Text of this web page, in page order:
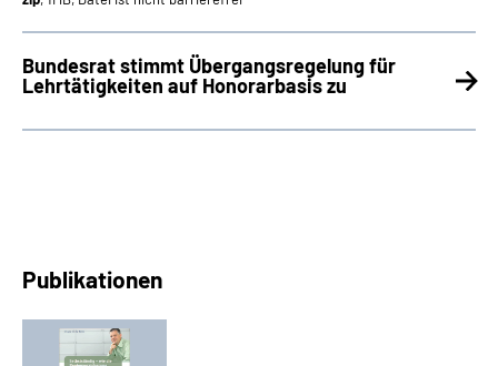
Bundesrat stimmt Übergangsregelung für
Lehrtätigkeiten auf Honorarbasis zu
Publikationen